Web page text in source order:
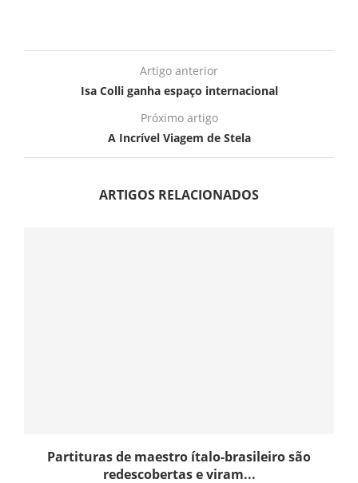
Artigo anterior
Isa Colli ganha espaço internacional
Próximo artigo
A Incrível Viagem de Stela
ARTIGOS RELACIONADOS
Partituras de maestro ítalo-brasileiro são
redescobertas e viram...